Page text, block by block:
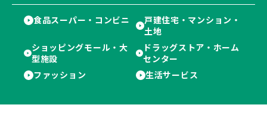
食品スーパー・コンビニ
戸建住宅・マンション・
土地
ショッピングモール・大
型施設
ドラッグストア・ホーム
センター
ファッション
生活サービス